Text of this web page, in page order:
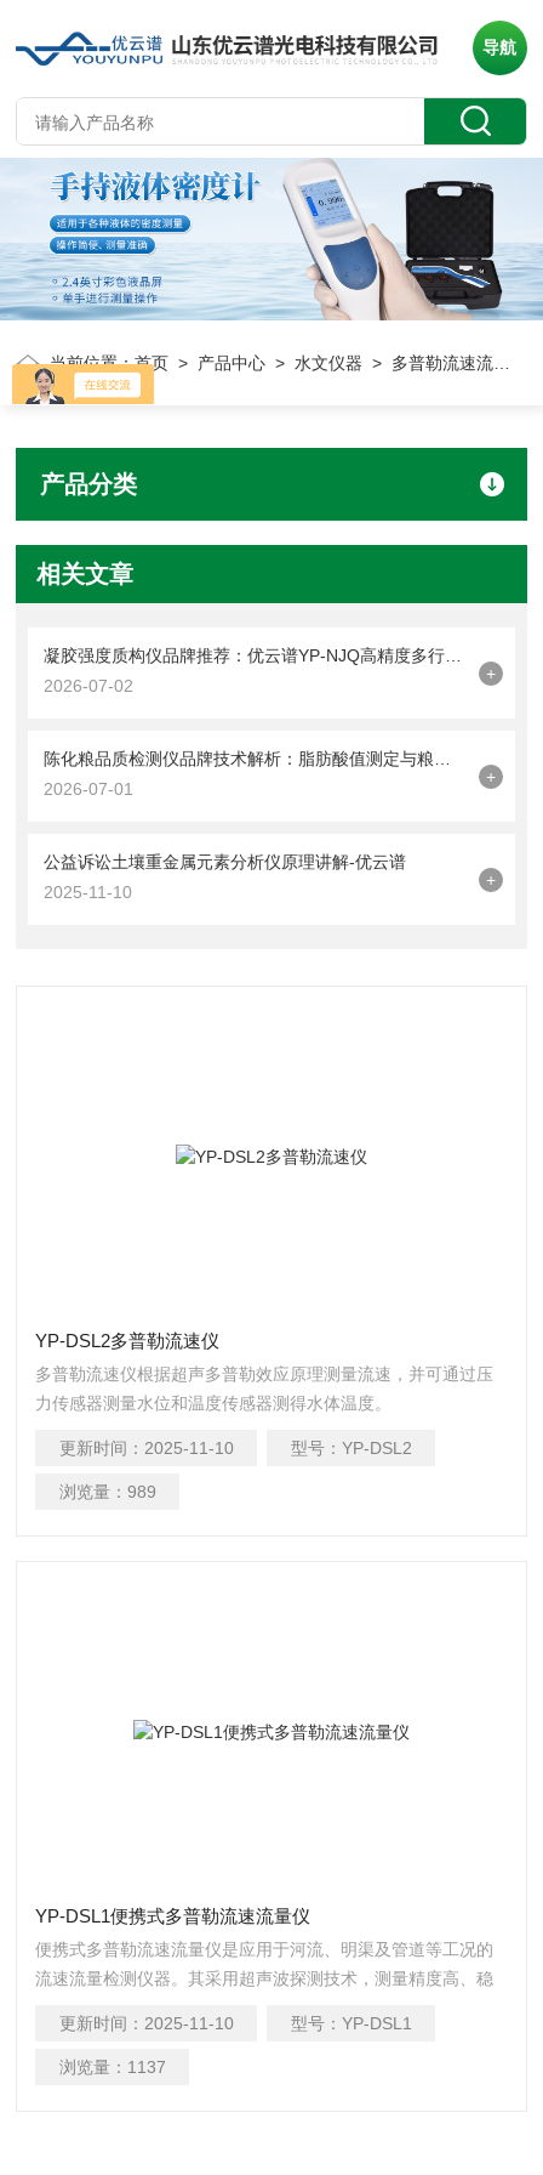
导航
当前位置：首页 > 产品中心 >水文仪器 > 多普勒流速流量仪
产品分类
相关文章
凝胶强度质构仪品牌推荐：优云谱YP-NJQ高精度多行业应用解析
2026-07-02
+
陈化粮品质检测仪品牌技术解析：脂肪酸值测定与粮食新鲜度评估全流程
2026-07-01
+
公益诉讼土壤重金属元素分析仪原理讲解-优云谱
2025-11-10
+
YP-DSL2多普勒流速仪
多普勒流速仪根据超声多普勒效应原理测量流速，并可通过压
力传感器测量水位和温度传感器测得水体温度。
更新时间： 2025-11-10 型号： YP-DSL2
浏览量： 989
YP-DSL1便携式多普勒流速流量仪
便携式多普勒流速流量仪是应用于河流、明渠及管道等工况的
流速流量检测仪器。其采用超声波探测技术，测量精度高、稳
更新时间： 2025-11-10 型号： YP-DSL1
浏览量： 1137